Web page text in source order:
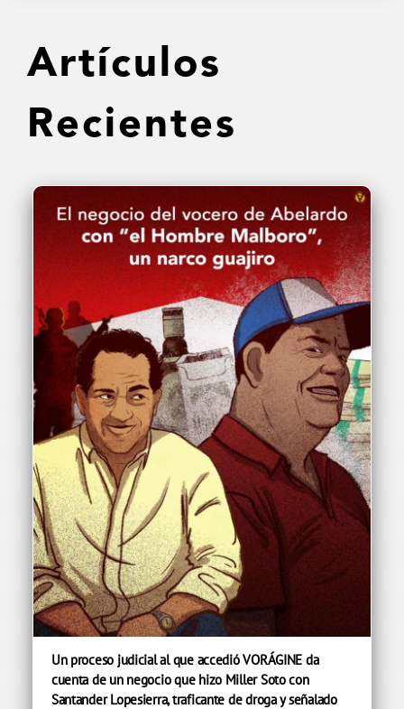
Artículos
Recientes
Un proceso judicial al que accedió VORÁGINE da
cuenta de un negocio que hizo Miller Soto con
Santander Lopesierra, traficante de droga y señalado